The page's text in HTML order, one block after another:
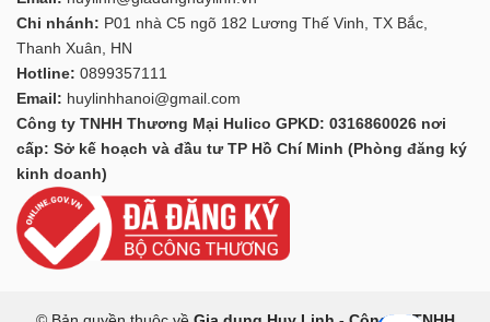
Chi nhánh: P01 nhà C5 ngõ 182 Lương Thế Vinh, TX Bắc,
Thanh Xuân, HN
Hotline: 0899357111
Email: huylinhhanoi@gmail.com
Công ty TNHH Thương Mại Hulico GPKD: 0316860026 nơi
cấp: Sở kế hoạch và đầu tư TP Hồ Chí Minh (Phòng đăng ký
kinh doanh)